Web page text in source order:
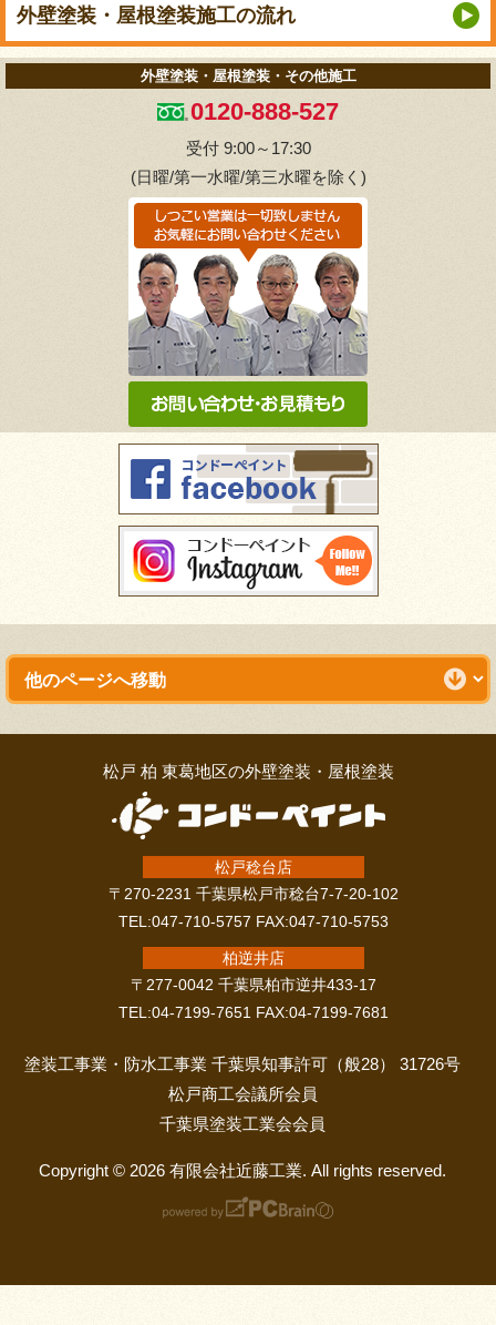
外壁塗装・屋根塗装施工の流れ
外壁塗装・屋根塗装・その他施工
0120-888-527
受付 9:00～17:30
(日曜/第一水曜/第三水曜を除く)
松戸 柏 東葛地区の外壁塗装・屋根塗装
松戸稔台店
〒270-2231 千葉県松戸市稔台7-7-20-102
TEL:047-710-5757 FAX:047-710-5753
柏逆井店
〒277-0042 千葉県柏市逆井433-17
TEL:04-7199-7651 FAX:04-7199-7681
塗装工事業・防水工事業 千葉県知事許可（般28） 31726号
松戸商工会議所会員
千葉県塗装工業会会員
Copyright © 2026 有限会社近藤工業. All rights reserved.